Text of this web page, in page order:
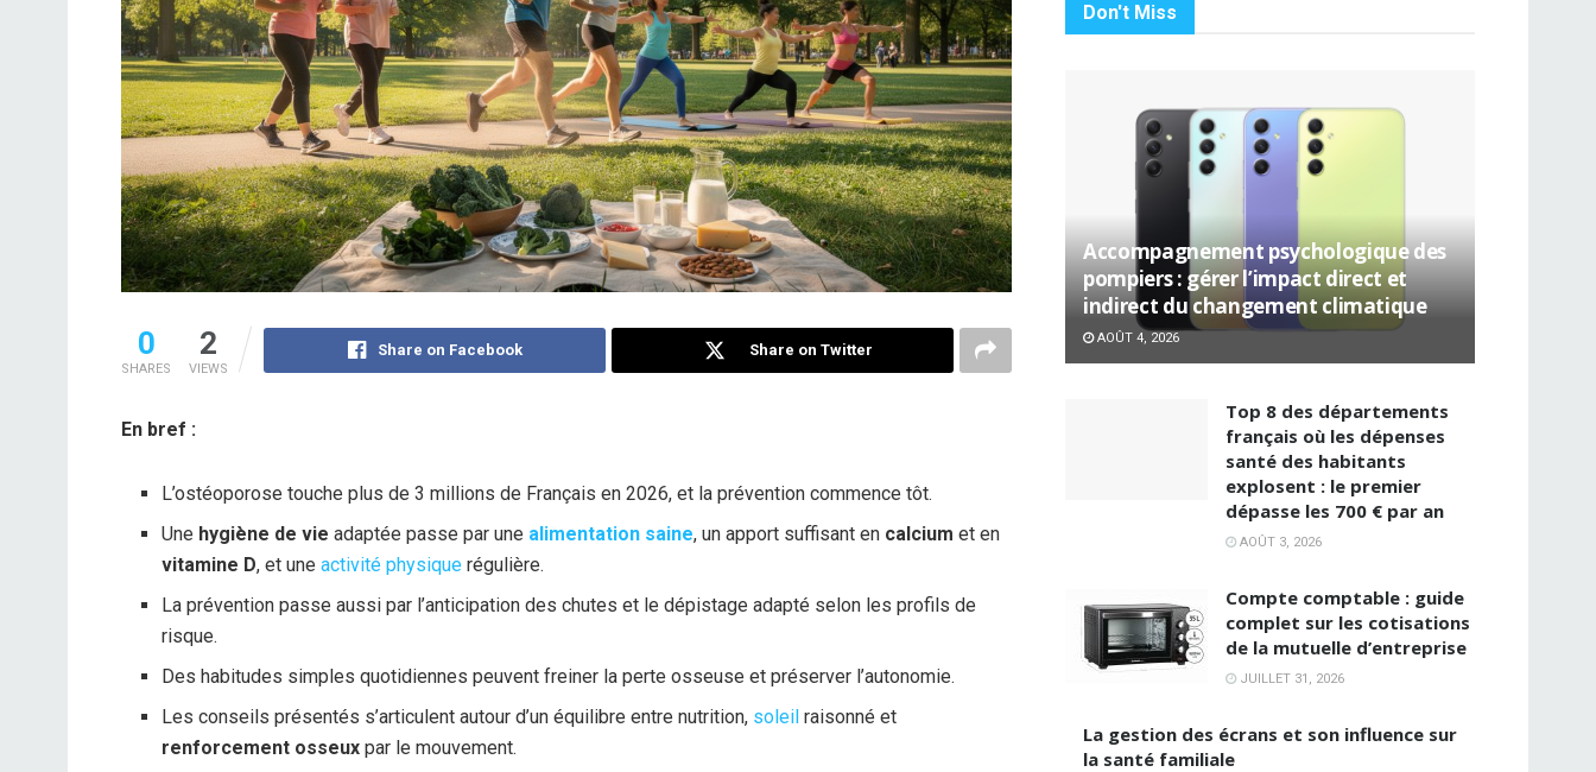
0
SHARES
2
VIEWS
Share on Facebook Share on Twitter
En bref :
L’ostéoporose touche plus de 3 millions de Français en 2026, et la prévention commence tôt.
Une hygiène de vie adaptée passe par une alimentation saine, un apport suffisant en calcium et en
vitamine D, et uneactivité physique régulière.
La prévention passe aussi par l’anticipation des chutes et le dépistage adapté selon les profils de
risque.
Des habitudes simples quotidiennes peuvent freiner la perte osseuse et préserver l’autonomie.
Les conseils présentés s’articulent autour d’un équilibre entre nutrition, soleil raisonné et
renforcement osseux par le mouvement.
Don't Miss
Accompagnement psychologique des
pompiers : gérer l’impact direct et
indirect du changement climatique
AOÛT 4, 2026
Top 8 des départements
français où les dépenses
santé des habitants
explosent : le premier
dépasse les 700 € par an
AOÛT 3, 2026
Compte comptable : guide
complet sur les cotisations
de la mutuelle d’entreprise
JUILLET 31, 2026
La gestion des écrans et son influence sur
la santé familiale